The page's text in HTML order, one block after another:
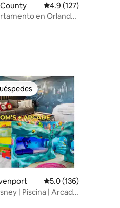
reseñas
Calificación
4.9 (127)
en Orlando
preferido
Calificación
5.0 (136)
| Piscina | Arcade